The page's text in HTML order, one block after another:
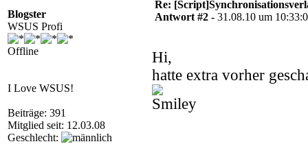
Blogster
WSUS Profi
Offline
I Love WSUS!
Beiträge: 391
Mitglied seit: 12.03.08
Geschlecht:
Re:
Antwort #2 - 31.08.10 um
Hi,
hatte extra vorher